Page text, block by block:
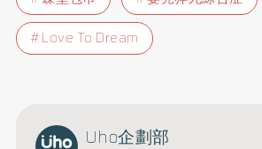
Love To Dream
Uho企劃部